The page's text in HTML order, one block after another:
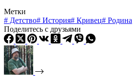
Метки
# Детство# История# Кривец# Родина
Поделитесь с друзьями